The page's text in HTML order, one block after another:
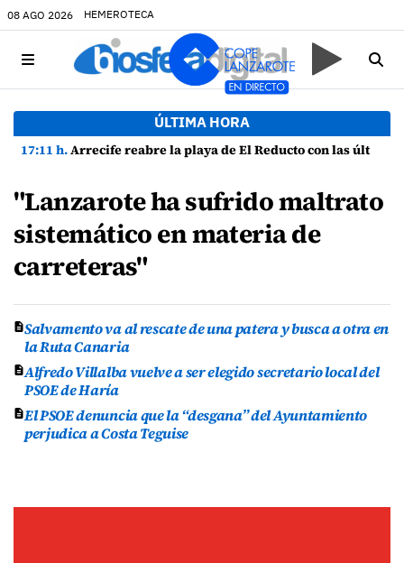
08 AGO 2026 HEMEROTECA
ÚLTIMA HORA
17:11 h.Arrecife reabre la playa de El Reducto con las últimas analíticas mostrando "una buena calidad de las aguas para el baño"
"Lanzarote ha sufrido maltrato
sistemático en materia de
carreteras"
Salvamento va al rescate de una patera y busca a otra en
la Ruta Canaria
Alfredo Villalba vuelve a ser elegido secretario local del
PSOE de Haría
El PSOE denuncia que la “desgana” del Ayuntamiento
perjudica a Costa Teguise